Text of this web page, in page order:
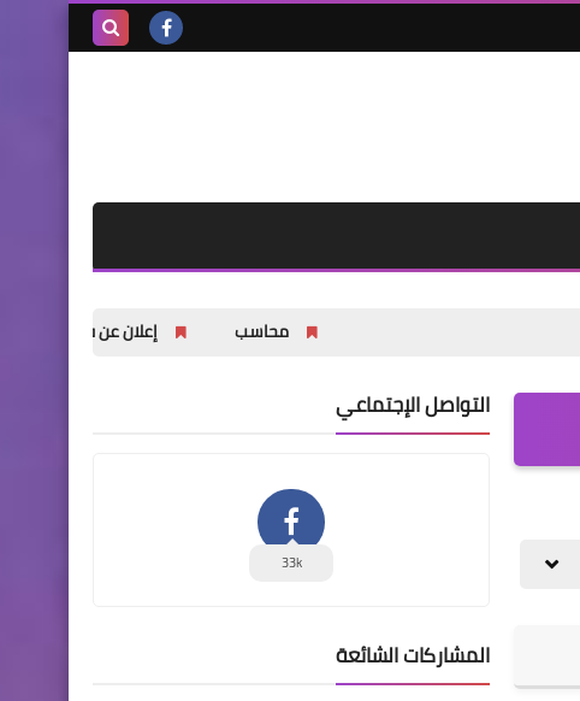
إعلان عن فتح باب التسجيل للشباب
التواصل الإجتماعي
33k
المشاركات الشائعة